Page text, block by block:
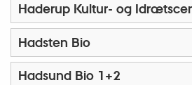
Haderup Kultur- og
Hadsten Bio
Hadsund Bio 1+2